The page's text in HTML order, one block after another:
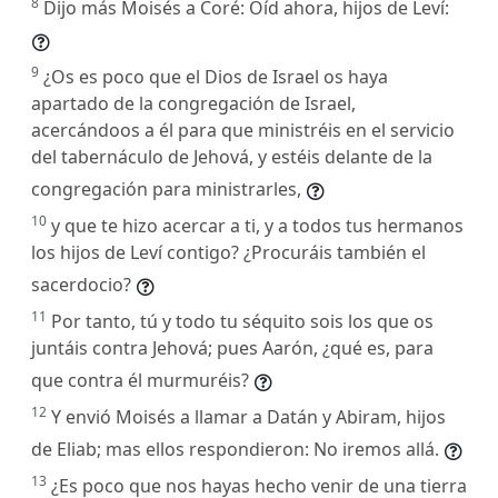
Dijo más Moisés a Coré: Oíd ahora, hijos de Leví:
9 ¿Os es poco que el Dios de Israel os haya
apartado de la congregación de Israel,
acercándoos a él para que ministréis en el servicio
del tabernáculo de Jehová, y estéis delante de la
congregación para ministrarles,
10 y que te hizo acercar a ti, y a todos tus hermanos
los hijos de Leví contigo? ¿Procuráis también el
sacerdocio?
11 Por tanto, tú y todo tu séquito sois los que os
juntáis contra Jehová; pues Aarón, ¿qué es, para
que contra él murmuréis?
12 Y envió Moisés a llamar a Datán y Abiram, hijos
de Eliab; mas ellos respondieron: No iremos allá.
13 ¿Es poco que nos hayas hecho venir de una tierra